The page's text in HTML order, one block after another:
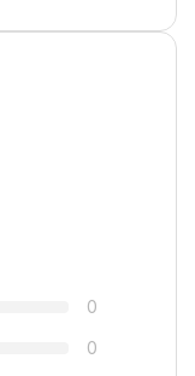
0
0